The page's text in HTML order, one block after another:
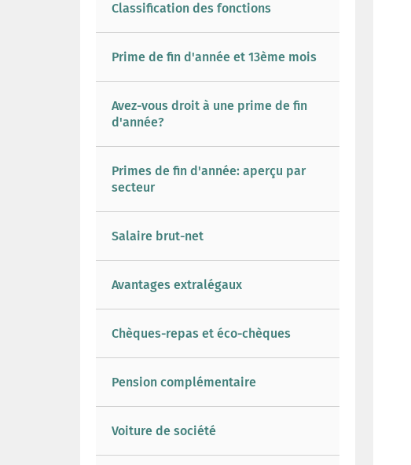
Classification des fonctions
Prime de fin d'année et 13ème mois
Avez-vous droit à une prime de fin
d'année?
Primes de fin d'année: aperçu par
secteur
Salaire brut-net
Avantages extralégaux
Chèques-repas et éco-chèques
Pension complémentaire
Voiture de société